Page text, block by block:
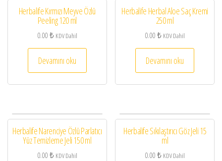
Herbalife Kırmızı Meyve Özlü
Peeling 120 ml
0.00₺ KDV Dahil
Devamını oku
Herbalife Herbal Aloe Saç Kremi
250 ml
0.00₺ KDV Dahil
Devamını oku
Herbalife Narenciye Özlü Parlatıcı
Yüz Temizleme Jeli 150 ml
0.00₺ KDV Dahil
Herbalife Sıkılaştırıcı Göz Jeli 15
ml
0.00₺ KDV Dahil